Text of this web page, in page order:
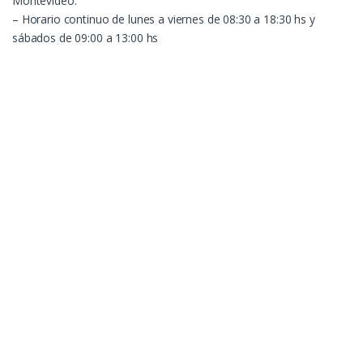
– Horario continuo de lunes a viernes de 08:30 a 18:30 hs y
sábados de 09:00 a 13:00 hs